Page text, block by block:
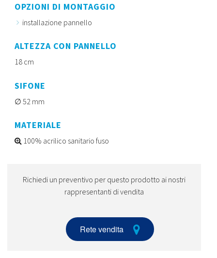
OPZIONI DI MONTAGGIO
installazione pannello
ALTEZZA CON PANNELLO
18 cm
SIFONE
52 mm
MATERIALE
100% acrilico sanitario fuso
Richiedi un preventivo per questo prodotto ai nostri
rappresentanti di vendita
Rete vendita